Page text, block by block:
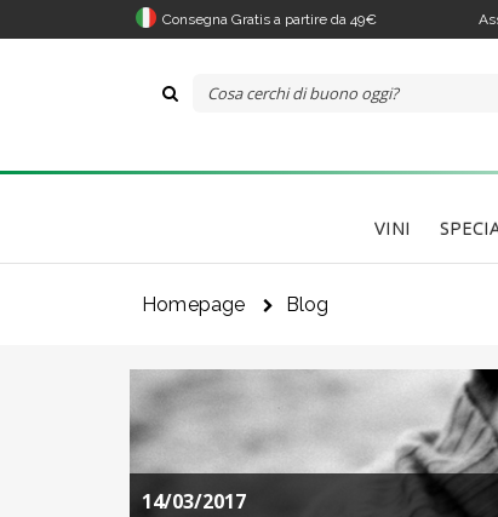
Consegna Gratis a partire da 49€
VINI
Homepage Blog
14/03/2017